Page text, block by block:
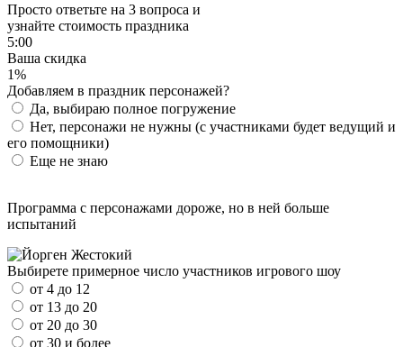
Просто ответьте на 3 вопроса и
узнайте стоимость праздника
5:00
Ваша скидка
1%
Добавляем в праздник персонажей?
Да, выбираю полное погружение
Нет, персонажи не нужны (с участниками будет ведущий и
его помощники)
Еще не знаю
Программа с персонажами дороже, но в ней больше
испытаний
Выбирете примерное число участников игрового шоу
от 4 до 12
от 13 до 20
от 20 до 30
от 30 и более